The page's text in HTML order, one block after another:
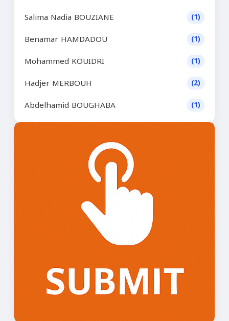
Salima Nadia BOUZIANE (1)
Benamar HAMDADOU (1)
Mohammed KOUIDRI (1)
Hadjer MERBOUH (2)
Abdelhamid BOUGHABA (1)